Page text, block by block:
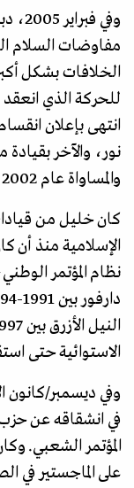
وفي
مفاوضات السلام
الخلافات بشكل
انتهى بإعلان
نور، والآخر
والمساواة عام 2002 على يد دكتور خليل إبراهيم.
كان خليل من
الإسلامية منذ
نظام المؤتمر
الاستوائية حتى
في انشقاقه عن
المؤتمر الشعبي.
على الماجستير في